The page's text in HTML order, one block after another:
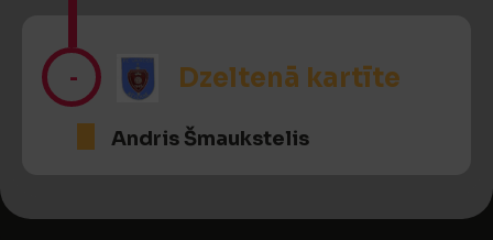
- Dzeltenā kartīte
Andris Šmaukstelis